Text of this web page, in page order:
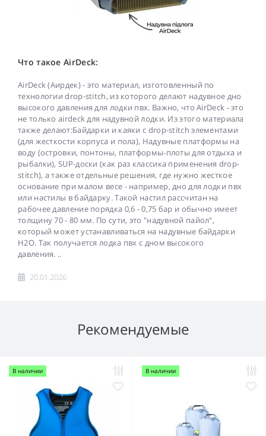
Что такое AirDeck:
AirDeck (Аирдек) - это материал, изготовленный по
технологии drop-stitch, из которого делают надувное дно
высокого давления для лодки пвх. Важно, что AirDeck - это
не только airdeck для надувной лодки. Из этого материала
также делают:Байдарки и каяки с drop-stitch элементами
(для жесткости корпуса и пола), Надувные платформы на
воду (островки, понтоны, платформы-плоты для отдыха и
рыбалки), SUP-доски (как раз классика применения drop-
stitch), а также отдельные решения, где нужно жесткое
основание при малом весе - например, дно для лодки пвх
или настилы в байдарку. Такой настил рассчитан на
рабочее давление порядка 0,6 - 0,75 бар и обычно имеет
толщину 70 - 80 мм. По сути, это "надувной пайол",
который может устанавливаться на надувные байдарки
H2O. Так получается лодка пвх с дном высокого
давления. ..
20.01.2026
Рекомендуемые
В наличии В наличии